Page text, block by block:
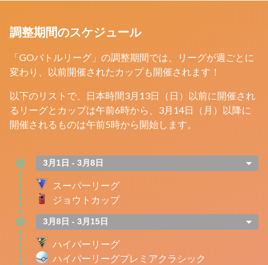
調整期間のスケジュール
「GOバトルリーグ」の調整期間では、リーグが週ごとに
変わり、以前開催されたカップも開催されます！
以下のリストで、日本時間3月13日（日）以前に開催され
るリーグとカップは午前6時から、3月14日（月）以降に
開催されるものは午前5時から開始します。
3月1日 - 3月8日
スーパーリーグ
ジョウトカップ
3月8日 - 3月15日
ハイパーリーグ
ハイパーリーグプレミアクラシック